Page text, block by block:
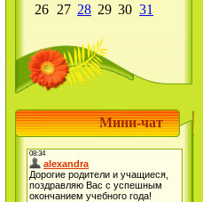
26 27 28 29 30 31
Мини-чат